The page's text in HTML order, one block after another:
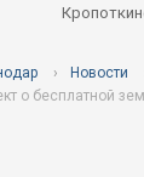
Новости
о бесплатной